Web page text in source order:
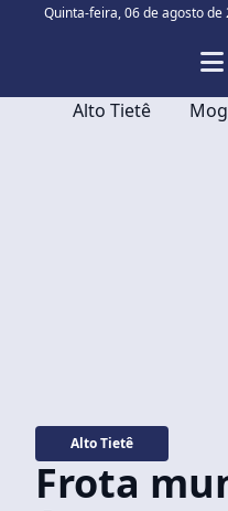
Quinta-feira,06 de agosto de
Alto Tietê
Alto Tietê
Frota